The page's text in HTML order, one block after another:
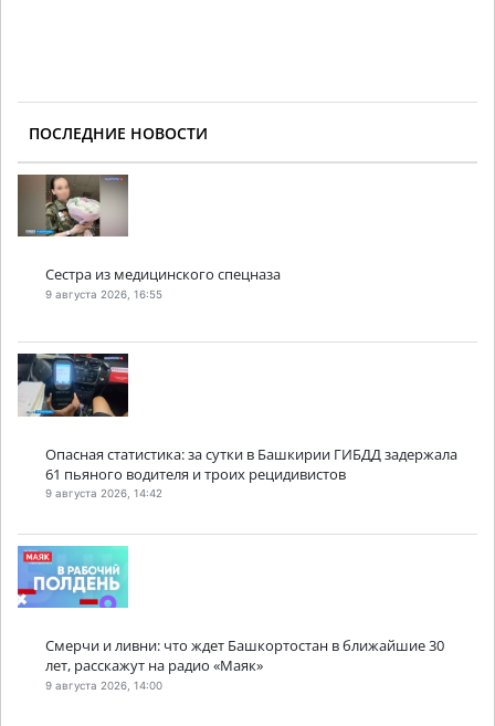
ПОСЛЕДНИЕ НОВОСТИ
Сестра из медицинского спецназа
9 августа 2026, 16:55
Опасная статистика: за сутки в Башкирии ГИБДД задержала
61 пьяного водителя и троих рецидивистов
9 августа 2026, 14:42
Смерчи и ливни: что ждет Башкортостан в ближайшие 30
лет, расскажут на радио «Маяк»
9 августа 2026, 14:00